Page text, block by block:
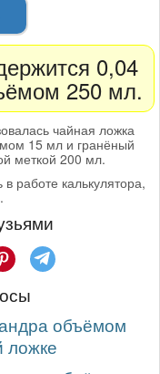
0,04
250 мл.
чайная ложка
15 мл и гранёный
меткой 200 мл.
работе калькулятора,
.
объёмом
ложке